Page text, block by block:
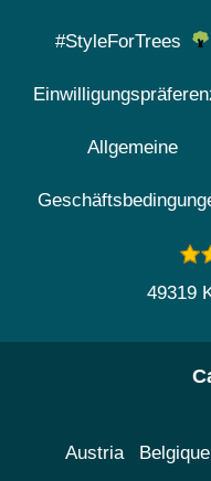
#StyleForTrees
Allgemeine
49319
Austria Belgique